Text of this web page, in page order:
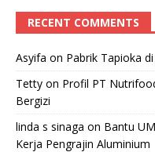
RECENT COMMENTS
Asyifa on Pabrik Tapioka
Tetty on Profil PT
Bergizi
linda s sinaga on Bantu
Kerja Pengrajin Aluminium